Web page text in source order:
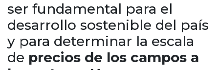
ser fundamental para el
desarrollo sostenible del país
y para determinar la escala
de precios de los campos a